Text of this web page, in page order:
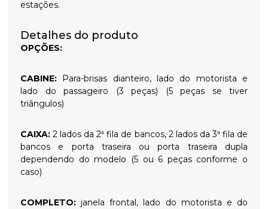
estações.
Detalhes do produto
OPÇÕES:
CABINE: Para-brisas dianteiro, lado do motorista e
lado do passageiro (3 peças) (5 peças se tiver
triângulos)
CAIXA: 2 lados da 2ª fila de bancos, 2 lados da 3ª fila de
bancos e porta traseira ou porta traseira dupla
dependendo do modelo (5 ou 6 peças conforme o
caso)
COMPLETO: janela frontal, lado do motorista e do